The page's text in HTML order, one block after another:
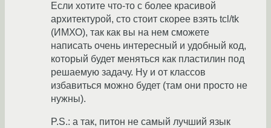
Если хотите что-то с более красивой
архитектурой, сто стоит скорее взять tcl/tk
(ИМХО), так как вы на нем сможете
написать очень интересный и удобный код,
который будет меняться как пластилин под
решаемую задачу. Ну и от классов
избавиться можно будет (там они просто не
нужны).
P.S.: а так, питон не самый лучший язык